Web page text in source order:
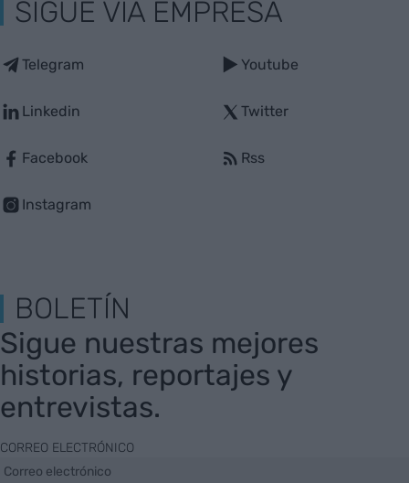
SIGUE VIA EMPRESA
Telegram
Linkedin
Facebook
Instagram
Youtube
Twitter
Rss
BOLETÍN
Sigue nuestras mejores
historias, reportajes y
entrevistas.
CORREO ELECTRÓNICO